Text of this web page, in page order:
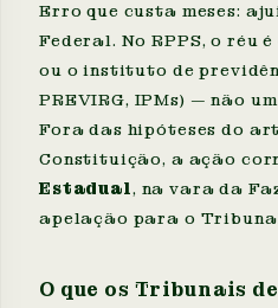
Erro que custa meses:
Federal. No RPPS, o réu
ou o instituto de
PREVIRG, IPMs) — não
Fora das hipóteses do
Constituição, a ação
Estadual, na vara da
apelação para o
O que os Tribunais